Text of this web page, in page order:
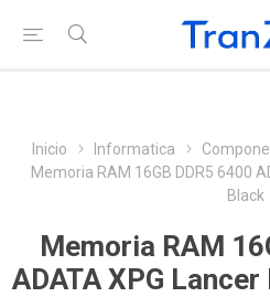
Inicio Informatica
Memoria RAM 16GB DDR5 6400
Black
Memoria RAM
ADATA XPG